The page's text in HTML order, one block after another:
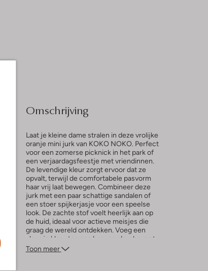
Omschrijving
Laat je kleine dame stralen in deze vrolijke
oranje mini jurk van KOKO NOKO. Perfect
voor een zomerse picknick in het park of
een verjaardagsfeestje met vriendinnen.
De levendige kleur zorgt ervoor dat ze
opvalt, terwijl de comfortabele pasvorm
haar vrij laat bewegen. Combineer deze
jurk met een paar schattige sandalen of
een stoer spijkerjasje voor een speelse
look. De zachte stof voelt heerlijk aan op
de huid, ideaal voor actieve meisjes die
graag de wereld ontdekken. Voeg een
vleugje kleur toe aan haar garderobe met
deze must-have jurk!
Toon meer